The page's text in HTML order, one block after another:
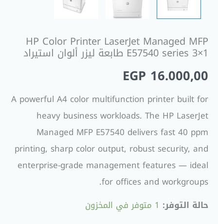
HP Color Printer LaserJet Managed MFP
E57540 series 3×1 طابعة ليزر ألوان استيراد
EGP 16.000,00
A powerful A4 color multifunction printer built for
heavy business workloads. The HP LaserJet
Managed MFP E57540 delivers fast 40 ppm
printing, sharp color output, robust security, and
enterprise-grade management features — ideal
for offices and workgroups.
حالة التوفر: 1 متوفر في المخزون